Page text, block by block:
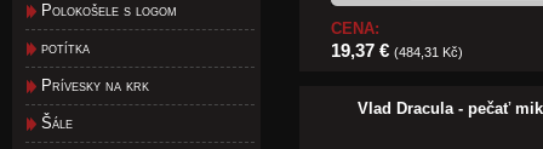
Polokošele s logom
potítka
Prívesky na krk
Šále
CENA:
19,37 € (484,31 Kč)
Vlad Dracula - pečať